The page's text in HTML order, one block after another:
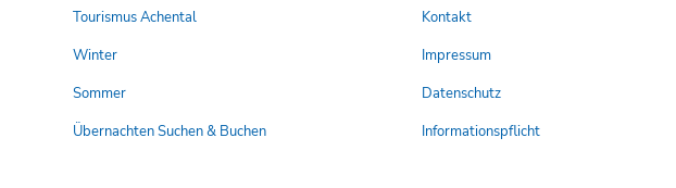
Tourismus Achental
Winter
Sommer
Übernachten Suchen & Buchen
Kontakt
Impressum
Datenschutz
Informationspflicht